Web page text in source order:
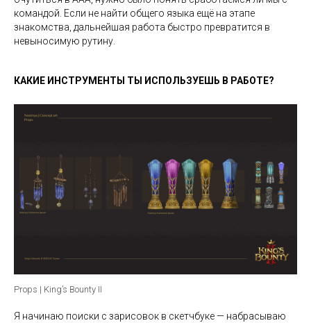
командой. Если не найти общего языка ещё на этапе
знакомства, дальнейшая работа быстро превратится в
невыносимую рутину.
КАКИЕ ИНСТРУМЕНТЫ ТЫ ИСПОЛЬЗУЕШЬ В РАБОТЕ?
Props | King’s Bounty II
Я начинаю поиски с зарисовок в скетчбуке — набрасываю